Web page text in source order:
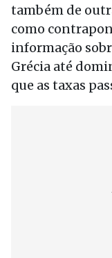
também de
como
informação
Grécia até
que as taxas